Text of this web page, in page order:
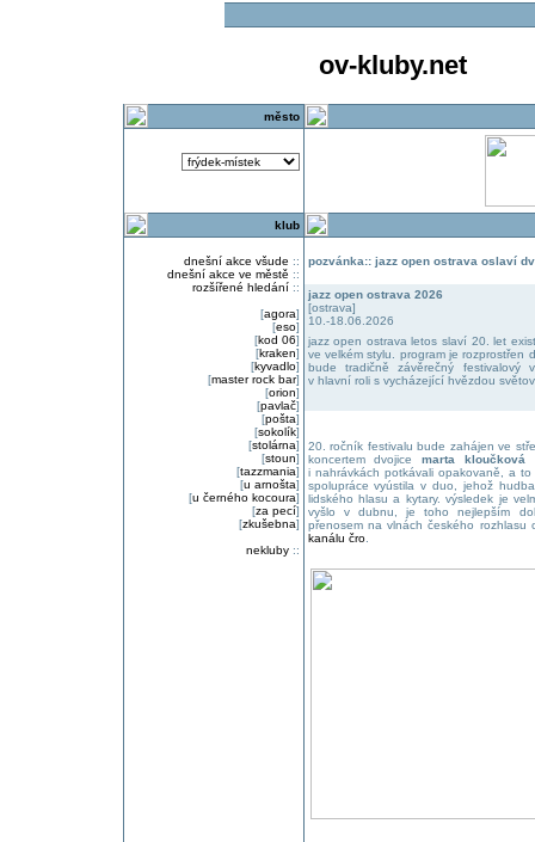
ov-kluby.net
město
klub
dnešní akce všude ::
dnešní akce ve městě ::
rozšířené hledání::
[agora]
[eso]
[kod 06]
[kraken]
[kyvadlo]
[master rock bar]
[orion]
[pavlač]
[pošta]
[sokolík]
[stolárna]
[stoun]
[tazzmania]
[u arnošta]
[u černého kocoura]
[za pecí]
[zkušebna]
nekluby::
pozvánka:: jazz open ostrava oslaví
jazz open ostrava 2026
[ostrava]
10.-18.06.2026
jazz open ostrava letos slaví 20. let
ve velkém stylu. program je
bude tradičně závěrečný festivalový
v hlavní roli s vycházející hvězdou
20. ročník festivalu bude zahájen ve
koncertem dvojicemarta kloučková
i nahrávkách potkávali opakovaně, a
spolupráce vyústila v duo, jehož
lidského hlasu a kytary. výsledek je
vyšlo v dubnu, je toho nejlepším
přenosem na vlnách českého
kanálu čro.